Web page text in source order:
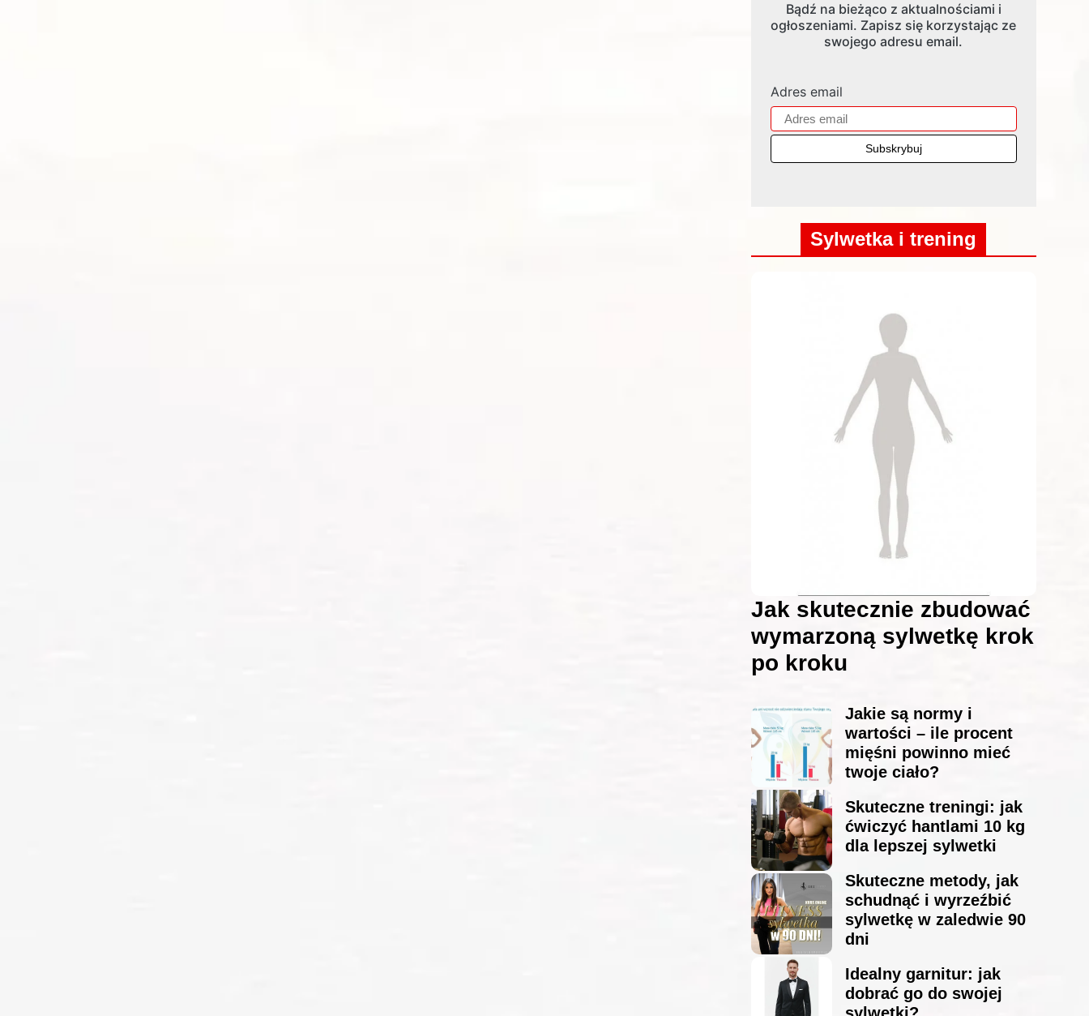
Bądź na bieżąco z aktualnościami i
ogłoszeniami. Zapisz się korzystając ze
swojego adresu email.
Adres email
Sylwetka i trening
Jak skutecznie zbudować
wymarzoną sylwetkę krok
po kroku
Jakie są normy i
wartości – ile procent
mięśni powinno mieć
twoje ciało?
Skuteczne treningi: jak
ćwiczyć hantlami 10 kg
dla lepszej sylwetki
Skuteczne metody, jak
schudnąć i wyrzeźbić
sylwetkę w zaledwie 90
dni
Idealny garnitur: jak
dobrać go do swojej